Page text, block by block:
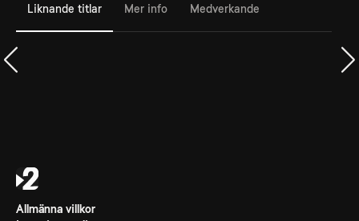
Liknande titlar Mer info Medverkande
Allmänna villkor